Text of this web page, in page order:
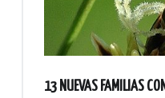
13 NUEVAS FAMILIAS